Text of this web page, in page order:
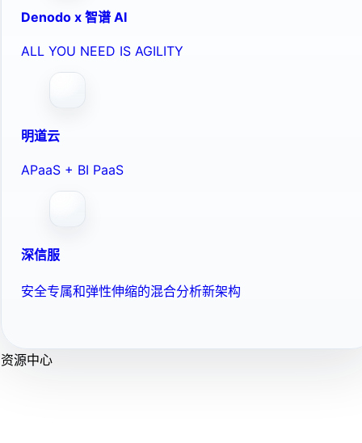
Denodo x 智谱 AI
ALL YOU NEED IS AGILITY
明道云
APaaS + BI PaaS
深信服
安全专属和弹性伸缩的混合分析新架构
资源中心